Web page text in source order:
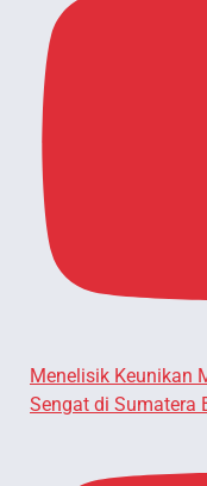
Menelisik Keunikan
Sengat di Sumatera